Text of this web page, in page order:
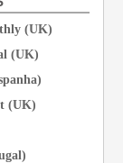
(UK)
(UK)
(UK)